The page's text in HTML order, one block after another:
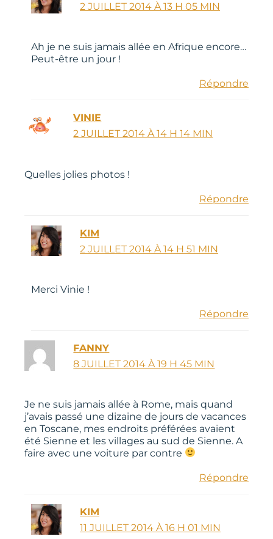
2 JUILLET 2014 À 13 H 05 MIN
Ah je ne suis jamais allée en Afrique encore…
Peut-être un jour !
Répondre
VINIE
2 JUILLET 2014 À 14 H 14 MIN
Quelles jolies photos !
Répondre
KIM
2 JUILLET 2014 À 14 H 51 MIN
Merci Vinie !
Répondre
FANNY
8 JUILLET 2014 À 19 H 45 MIN
Je ne suis jamais allée à Rome, mais quand
j’avais passé une dizaine de jours de vacances
en Toscane, mes endroits préférées avaient
été Sienne et les villages au sud de Sienne. A
faire avec une voiture par contre
Répondre
KIM
11 JUILLET 2014 À 16 H 01 MIN